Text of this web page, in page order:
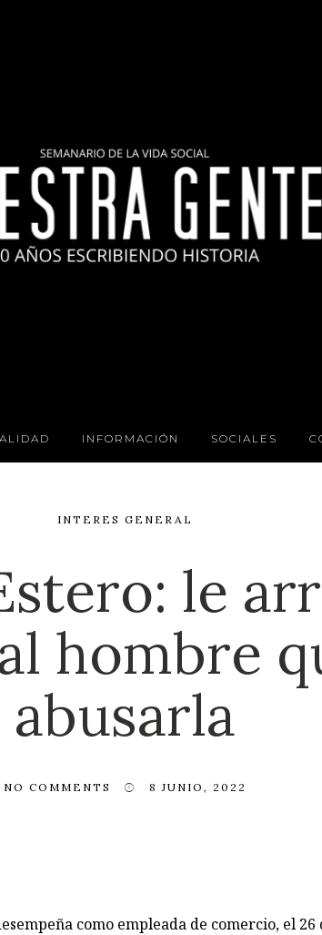
INFORMACIÓN SOCIALES
INTERES GENERAL
le
hombre
abusarla
NO COMMENTS 8 JUNIO, 2022
como empleada de comercio, el